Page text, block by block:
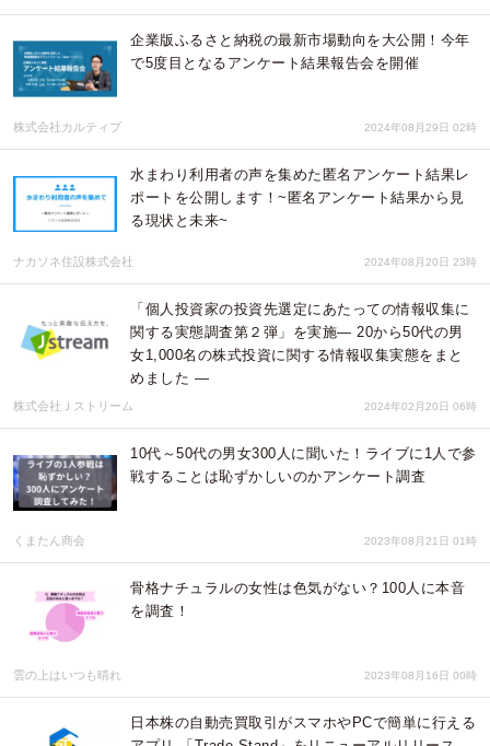
企業版ふるさと納税の最新市場動向を大公開！今年
で5度目となるアンケート結果報告会を開催
株式会社カルティブ 2024年08月29日 02時
水まわり利用者の声を集めた匿名アンケート結果レ
ポートを公開します！~匿名アンケート結果から見
る現状と未来~
ナカソネ住設株式会社 2024年08月20日 23時
「個人投資家の投資先選定にあたっての情報収集に
関する実態調査第２弾」を実施― 20から50代の男
女1,000名の株式投資に関する情報収集実態をまと
めました ―
株式会社Ｊストリーム 2024年02月20日 06時
10代～50代の男女300人に聞いた！ライブに1人で参
戦することは恥ずかしいのかアンケート調査
くまたん商会 2023年08月21日 01時
骨格ナチュラルの女性は色気がない？100人に本音
を調査！
雲の上はいつも晴れ 2023年08月16日 00時
日本株の自動売買取引がスマホやPCで簡単に行える